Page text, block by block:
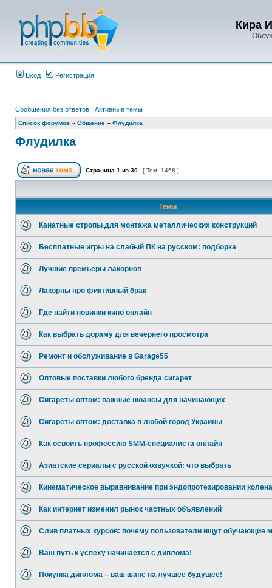
Кира
Вход Регистрация
Сообщения без ответов | Активные темы
Список форумов » Общение » Флудилка
Флудилка
Страница 1 из 30 [ Тем: 1468 ]
Темы
Канатные стропы для монтажа металлических конструкций
Бесплатные игры на слабый ПК на русском: подборка
Лучшие премьеры лакорнов
Лакорны про фиктивный брак
Где найти новинки кино онлайн
Как выбрать дораму для вечернего просмотра
Ремонт и обслуживание в Garage55
Оптовые поставки любого бренда сигарет
Сигареты оптом: важные нюансы для начинающих
Сигареты оптом: доставка в любой город Украины
Как освоить профессию SMM-специалиста онлайн
Азиатские сериалы с русской озвучкой: что выбрать
Кинематическое выравнивание при эндопротезировании колена
Как интернет изменил рынок частных объявлений
Слив платных курсов: почему пользователи ищут обучающие
Ваш путь к успеху начинается с диплома!
Покупка диплома – ваш шанс на лучшее будущее!